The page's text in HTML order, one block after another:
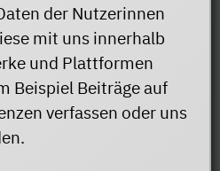
der Nutzerinnen
mit uns innerhalb
und Plattformen
Beispiel Beiträge auf
verfassen oder uns